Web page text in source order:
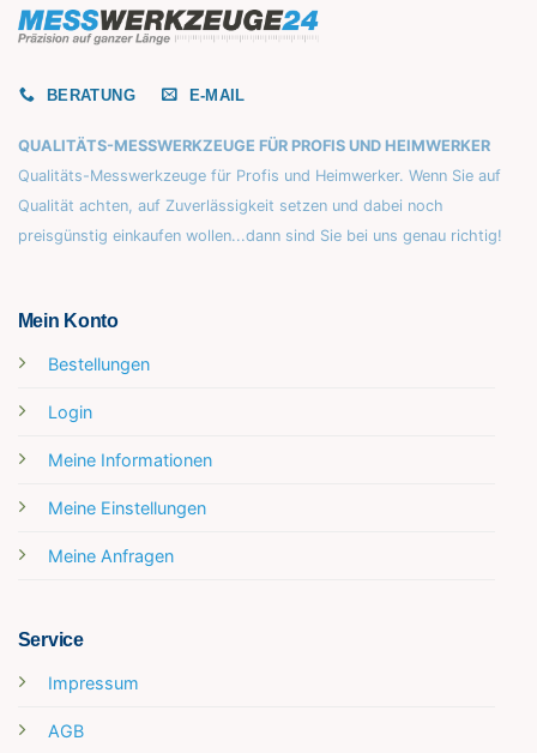
BERATUNG E-MAIL
QUALITÄTS-MESSWERKZEUGE FÜR PROFIS UND HEIMWERKER
Qualitäts-Messwerkzeuge für Profis und Heimwerker. Wenn Sie auf
Qualität achten, auf Zuverlässigkeit setzen und dabei noch
preisgünstig einkaufen wollen...dann sind Sie bei uns genau richtig!
Mein Konto
Bestellungen
Login
Meine Informationen
Meine Einstellungen
Meine Anfragen
Service
Impressum
AGB